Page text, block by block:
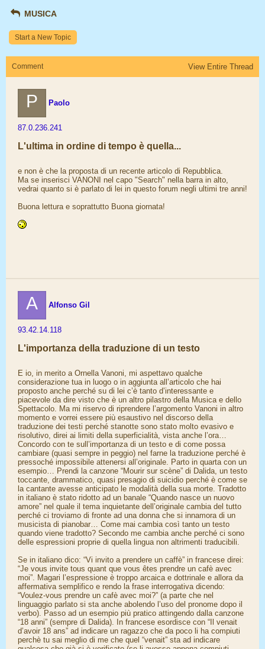
MUSICA
Start a New Topic
Comment View Entire Thread
P Paolo
87.0.236.241
L'ultima in ordine di tempo è quella...
e non è che la proposta di un recente articolo di Repubblica.
Ma se inserisci VANONI nel capo "Search" nella barra in alto,
vedrai quanto si è parlato di lei in questo forum negli ultimi tre anni!
Buona lettura e soprattutto Buona giornata!
A Alfonso Gil
93.42.14.118
L'importanza della traduzione di un testo
E io, in merito a Ornella Vanoni, mi aspettavo qualche
considerazione tua in luogo o in aggiunta all’articolo che hai
proposto anche perché su di lei c’è tanto d’interessante e
piacevole da dire visto che è un altro pilastro della Musica e dello
Spettacolo. Ma mi riservo di riprendere l’argomento Vanoni in altro
momento e vorrei essere più esaustivo nel discorso della
traduzione dei testi perché stanotte sono stato molto evasivo e
risolutivo, direi ai limiti della superficialità, vista anche l’ora…
Concordo con te sull’importanza di un testo e di come possa
cambiare (quasi sempre in peggio) nel farne la traduzione perché è
pressoché impossibile attenersi all’originale. Parto in quarta con un
esempio… Prendi la canzone “Mourir sur scène” di Dalida, un testo
toccante, drammatico, quasi presagio di suicidio perché è come se
la cantante avesse anticipato le modalità della sua morte. Tradotto
in italiano è stato ridotto ad un banale “Quando nasce un nuovo
amore” nel quale il tema inquietante dell’originale cambia del tutto
perché ci troviamo di fronte ad una donna che si innamora di un
musicista di pianobar… Come mai cambia così tanto un testo
quando viene tradotto? Secondo me cambia anche perché ci sono
delle espressioni proprie di quella lingua non altrimenti traducibili.
Se in italiano dico: “Vi invito a prendere un caffè” in francese direi:
“Je vous invite tous quant que vous êtes prendre un cafè avec
moi”. Magari l’espressione è troppo arcaica e dottrinale e allora da
affermativa semplifico e rendo la frase interrogativa dicendo:
“Voulez-vous prendre un cafè avec moi?” (a parte che nel
linguaggio parlato si sta anche abolendo l’uso del pronome dopo il
verbo). Passo ad un esempio più pratico attingendo dalla canzone
“18 anni” (sempre di Dalida). In francese esordisce con “Il venait
d’avoir 18 ans” ad indicare un ragazzo che da poco li ha compiuti
perchè tu sai meglio di me che quel “venait” sta ad indicare